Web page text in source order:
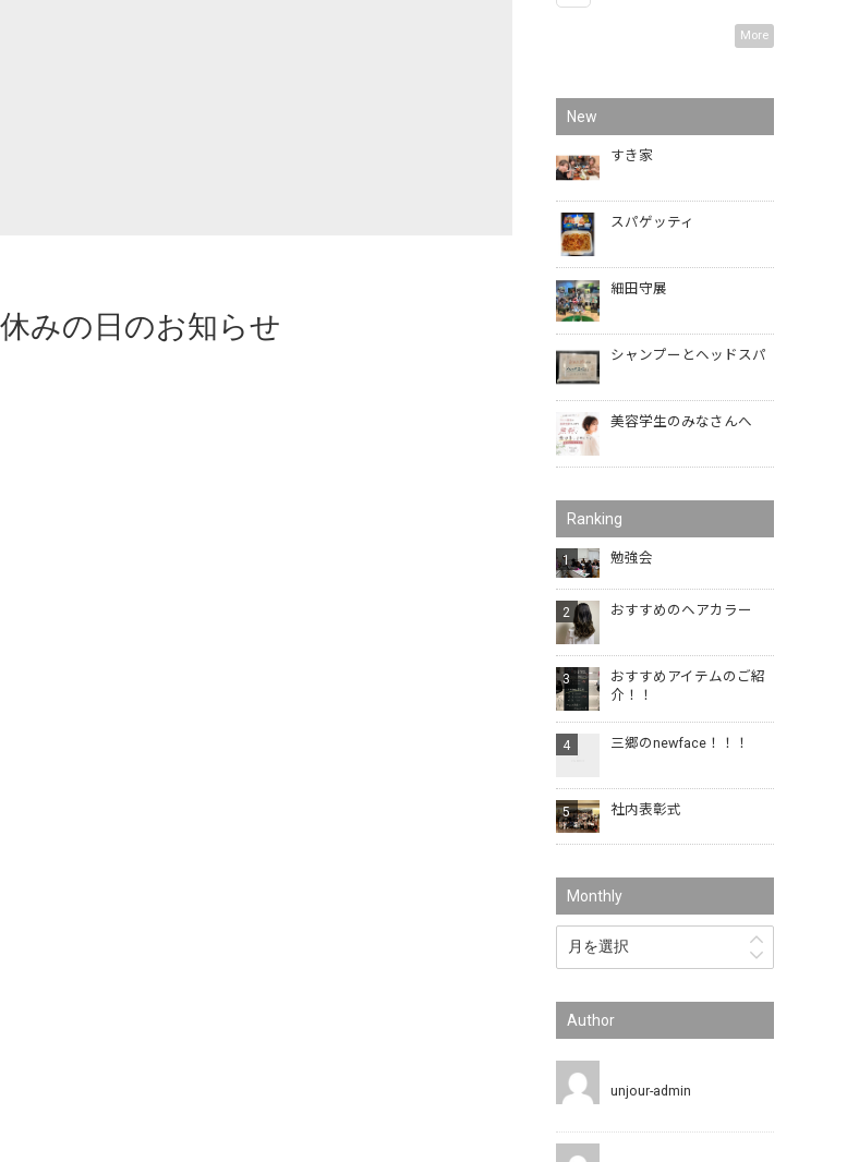
みの日のお知らせ
More
New
すき家
スパゲッティ
細田守展
シャンプーとヘッドスパ
美容学生のみなさんへ
Ranking
勉強会
おすすめのヘアカラー
おすすめアイテムのご紹
介！！
三郷のnewface！！！
社内表彰式
Monthly
Author
unjour-admin